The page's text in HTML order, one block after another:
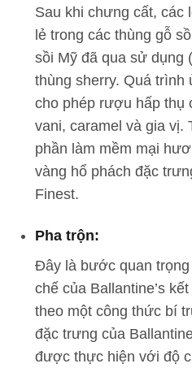
Sau khi chưng cất, các
lẻ trong các thùng gỗ
sồi Mỹ đã qua sử dụng
thùng sherry. Quá trình
cho phép rượu hấp thụ
vani, caramel và gia vị.
phần làm mềm mại
vàng hổ phách đặc
Finest.
Pha trộn:
Đây là bước quan
chế của Ballantine’s
theo một công thức bí
đặc trưng của
được thực hiện với độ